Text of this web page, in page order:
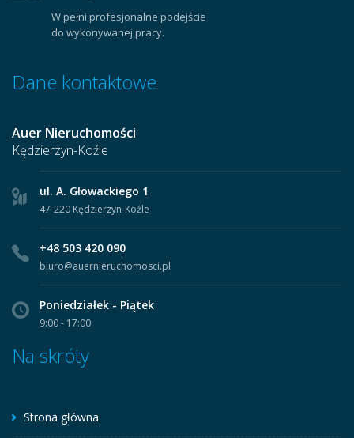
W pełni profesjonalne podejście
do wykonywanej pracy.
Dane kontaktowe
Auer Nieruchomości
Kędzierzyn-Koźle
ul. A. Głowackiego 1
47-220 Kędzierzyn-Koźle
+48 503 420 090
biuro@auernieruchomosci.pl
Poniedziałek - Piątek
9:00 - 17:00
Na skróty
Strona główna